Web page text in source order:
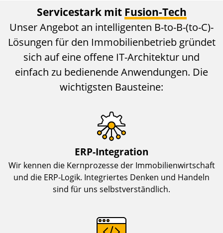
Servicestark mit Fusion-Tech
Unser Angebot an intelligenten B-to-B-(to-C)-
Lösungen für den Immobilienbetrieb gründet
sich auf eine offene IT-Architektur und
einfach zu bedienende Anwendungen. Die
wichtigsten Bausteine:
ERP-Integration
Wir kennen die Kernprozesse der Immobilienwirtschaft
und die ERP-Logik. Integriertes Denken und Handeln
sind für uns selbstverständlich.